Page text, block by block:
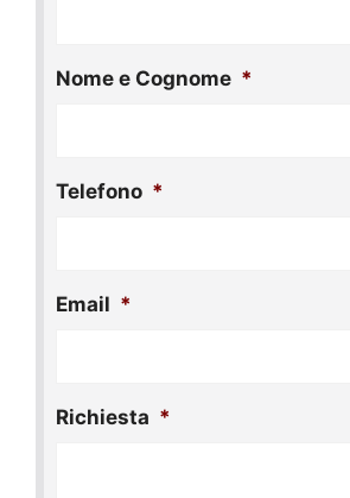
Nome e Cognome *
Telefono *
Email *
Richiesta *